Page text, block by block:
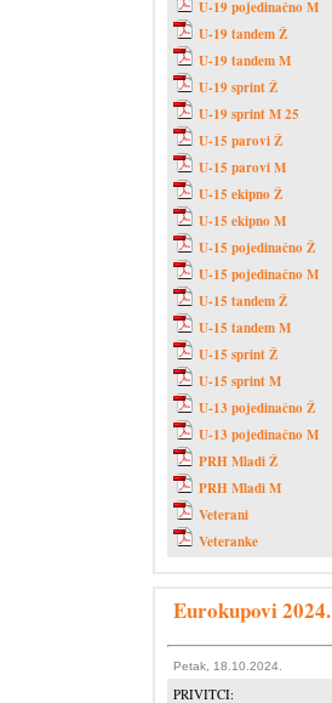
U-19 pojedinačno M
U-19 tandem Ž
U-19 tandem M
U-19 sprint Ž
U-19 sprint M 25
U-15 parovi Ž
U-15 parovi M
U-15 ekipno Ž
U-15 ekipno M
U-15 pojedinačno Ž
U-15 pojedinačno M
U-15 tandem Ž
U-15 tandem M
U-15 sprint Ž
U-15 sprint M
U-13 pojedinačno Ž
U-13 pojedinačno M
PRH Mladi Ž
PRH Mladi M
Veterani
Veteranke
Eurokupovi 2024.
Petak, 18.10.2024.
PRIVITCI: